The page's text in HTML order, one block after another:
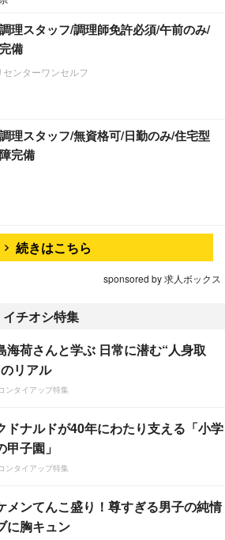
理スタッフ/調理師免許必須/午前のみ/
備
ンターワンセルフ
理スタッフ/無資格可/日勤のみ/住宅型
完備
続きはこちら
sponsored by 求人ボックス
チオシ特集
海荷さんと学ぶ 日常に潜む“人身取
リアル
ンタイアップ特集
ドナルドが40年にわたり支える「小学
甲子園」
ンタイアップ特集
メンてんこ盛り！尊すぎる男子の純情
に胸キュン